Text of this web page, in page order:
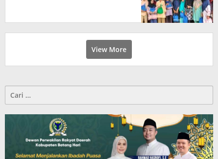
View More
Cari